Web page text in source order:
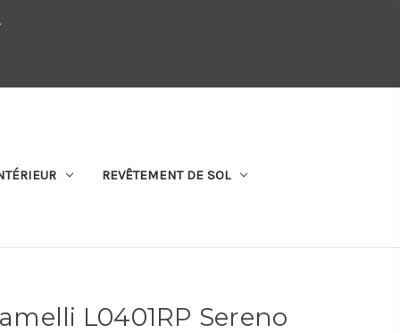
SOMMES-NOUS
REVÊTEMENT DE SOL
L0401RP Sereno